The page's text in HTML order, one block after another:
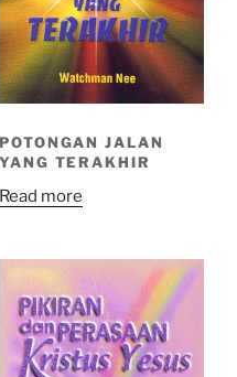
POTONGAN JALAN
YANG TERAKHIR
Read more